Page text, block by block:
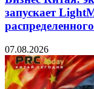
запускает
07.08.2026